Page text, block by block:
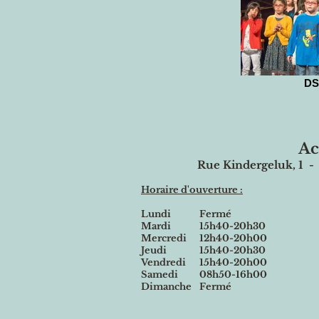
Rue Kindergeluk,
Horaire d'ouverture :
Lundi
Mardi
Mercredi
Jeudi
Vendredi
Samedi
Dimanche
Fermé
15h40-20h30
12h40-20h00
15h40-20h30
15h40-20h00
08h50-16h00
Fermé